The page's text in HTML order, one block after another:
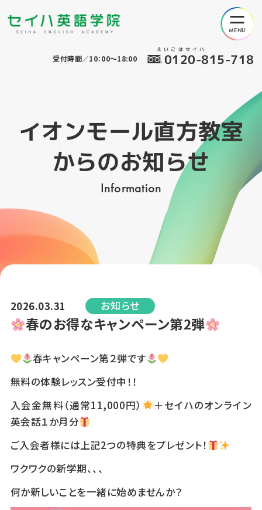
えいごはセイハ
0120-815-718
受付時間／10：00～18:00
イオンモール直方教室
からのお知らせ
Information
2026.03.31 お知らせ
春のお得なキャンペーン第2弾
春キャンペーン第２弾です
無料の体験レッスン受付中！！
入会金無料（通常11,000円）
＋セイハのオンライン
英会話１か月分
ご入会者様には上記2つの特典をプレゼント！
ワクワクの新学期、、、
何か新しいことを一緒に始めませんか？